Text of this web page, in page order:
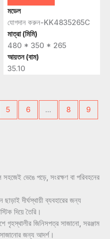
মডেল
যোগদান করুন-KK4835265C
মাত্রা (মিমি)
480 * 350 * 265
আয়তন (বাম)
35.10
5 6 … 8 9
সহজেই ভেঙে পড়ে, সংরক্ষণ বা পরিবহনের
দীর্ঘস্থায়ী ব্যবহারের জন্য
দিয়ে তৈরি।
গৃহস্থালীর জিনিসপত্র সাজানো, সরঞ্জাম
জন্য আদর্শ।